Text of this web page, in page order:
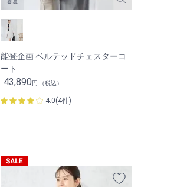
能登企画 ベルテッドチェスターコ
ート
43,890円 （税込）
4.0(4件)